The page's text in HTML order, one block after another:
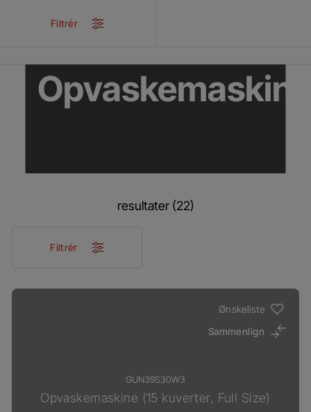
resultater (22)
Filtrér
Ønskeliste
Sammenlign
GUN39S30W3
Opvaskemaskine (15 kuverter, Full Size)
Filtrér